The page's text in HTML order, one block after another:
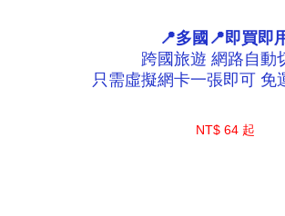
📍多國📍即買即
跨國旅遊 網路自動
只需虛擬網卡一張即可 免
NT$ 64 起